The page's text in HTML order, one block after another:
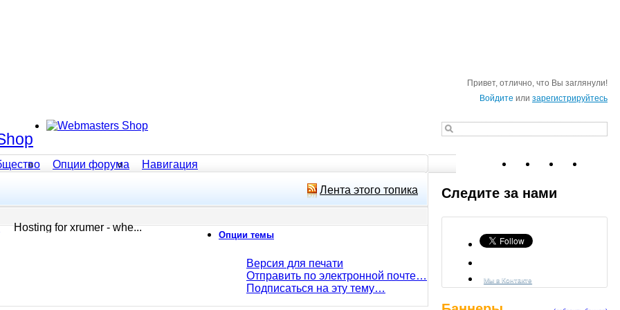
Привет, отлично, что Вы заглянули!
Войдите или зарегистрируйтесь
Опции форума Навигация
Hosting for xrumer - whe...
Лента этого топика
Опции темы
Версия для печати
Отправить по электронной почте…
Подписаться на эту тему…
Следите за нами
Мы в Контакте